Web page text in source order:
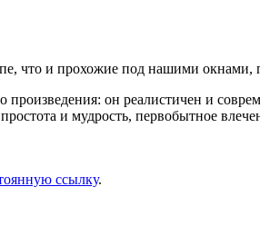
что и прохожие под нашими
он реалистичен и
и мудрость, первобытное
ссылку.